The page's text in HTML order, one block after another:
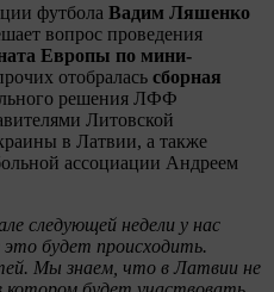
футбола Вадим Ляшенко
вопрос проведения
Европы по мини-
отобралась сборная
решения ЛФФ
Литовской
в Латвии, а также
ассоциации Андреем
следующей недели у нас
это будет происходить.
Мы знаем, что в Латвии не